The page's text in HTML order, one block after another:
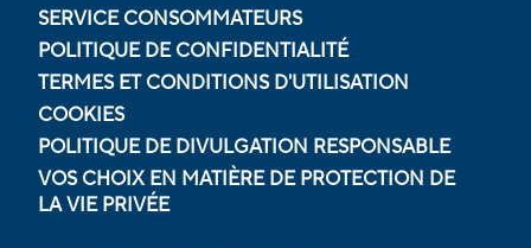
SERVICE CONSOMMATEURS
POLITIQUE DE CONFIDENTIALITÉ
TERMES ET CONDITIONS D'UTILISATION
COOKIES
POLITIQUE DE DIVULGATION RESPONSABLE
VOS CHOIX EN MATIÈRE DE PROTECTION DE
LA VIE PRIVÉE